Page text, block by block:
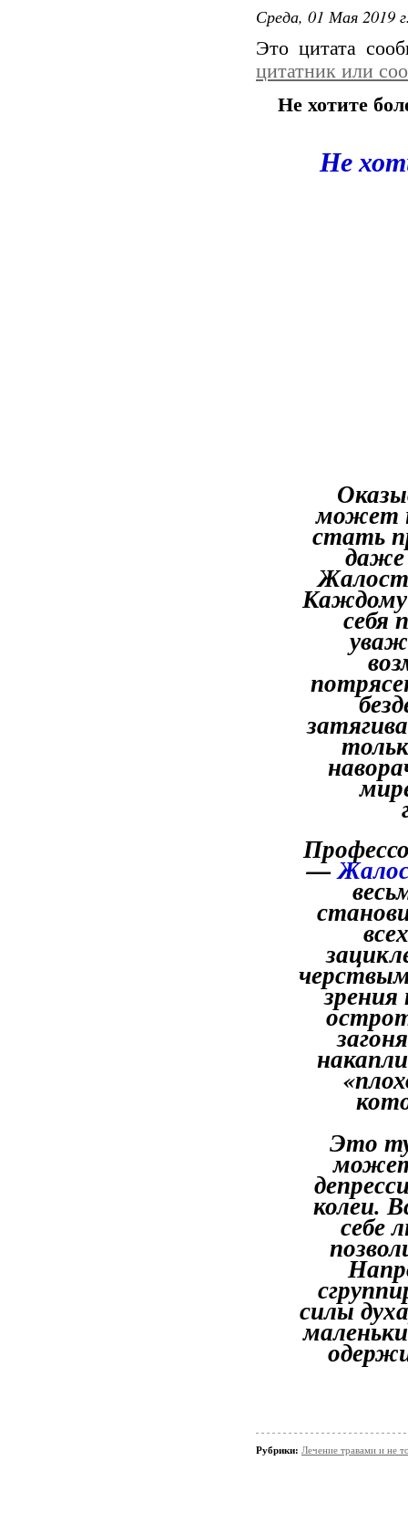
Среда, 01 Мая 2019
Это цитата
цитатник или
Не хотите
Не
может
стать
даже
Каждому
себя
—
Это
колеи.
себе
силы
Рубрики: Лечение травами и не